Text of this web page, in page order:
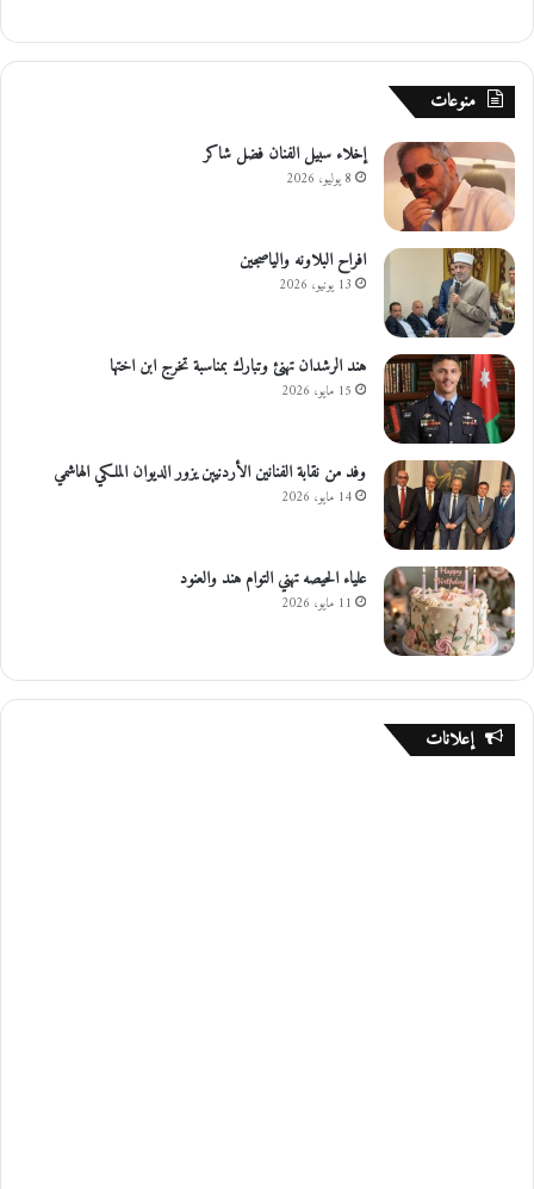
منوعات
إخلاء سبيل الفنان فضل شاكر
8 يوليو، 2026
افراح البلاونه والياصجين
13 يونيو، 2026
هند الرشدان تهنئ وتبارك بمناسبة تخرج ابن اختها
15 مايو، 2026
وفد من نقابة الفنانين الأردنيين يزور الديوان الملكي الهاشمي
14 مايو، 2026
علياء الحيصه تهني التوام هند والعنود
11 مايو، 2026
إعلانات